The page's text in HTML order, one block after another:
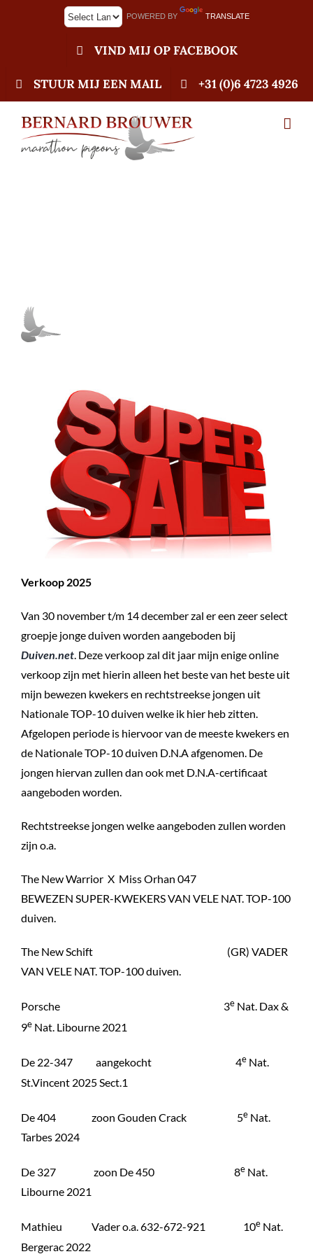
POWERED BY TRANSLATE
VIND MIJ OP FACEBOOK
STUUR MIJ EEN MAIL +31 (0)6 4723 4926
Verkoop 2025
Van 30 november t/m 14 december zal er een zeer select
groepje jonge duiven worden aangeboden bij
Duiven.net . Deze verkoop zal dit jaar mijn enige online
verkoop zijn met hierin alleen het beste van het beste uit
mijn bewezen kwekers en rechtstreekse jongen uit
Nationale TOP-10 duiven welke ik hier heb zitten.
Afgelopen periode is hiervoor van de meeste kwekers en
de Nationale TOP-10 duiven D.N.A afgenomen. De
jongen hiervan zullen dan ook met D.N.A-certificaat
aangeboden worden.
Rechtstreekse jongen welke aangeboden zullen worden
zijn o.a.
The New Warrior X Miss Orhan 047
BEWEZEN SUPER-KWEKERS VAN VELE NAT. TOP-100
duiven.
The New Schift (GR) VADER
VAN VELE NAT. TOP-100 duiven.
Porsche 3e Nat. Dax &
9e Nat. Libourne 2021
De 22-347 aangekocht 4e Nat.
St.Vincent 2025 Sect.1
De 404 zoon Gouden Crack 5e Nat.
Tarbes 2024
De 327 zoon De 450 8e Nat.
Libourne 2021
Mathieu Vader o.a. 632-672-921 10e Nat.
Bergerac 2022